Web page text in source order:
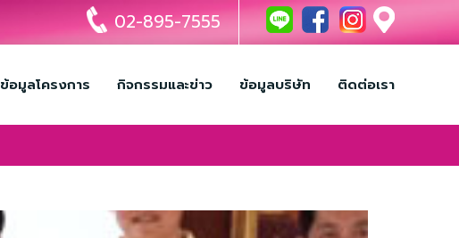
02-895-7555
ข้อมูลโครงการ กิจกรรมและข่าว ข้อมูลบริษัท ติดต่อเรา